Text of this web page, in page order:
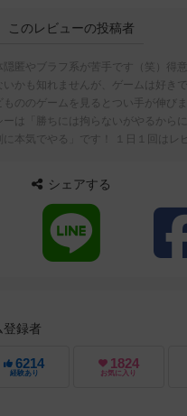
このレビューの投稿者
隠匿やブラフ系が苦手です（笑）得
いかも知れませんが、ゲームは好き
もののゲームを見るとつい手が伸び
ーは「勝ちには拘らないがやるから
に本気でやる」です！ １日１回はレ
シェアする
登録者
6214
経験あり
1824
お気に入り